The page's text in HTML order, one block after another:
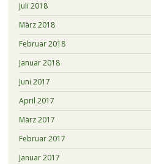
Juli 2018
März 2018
Februar 2018
Januar 2018
Juni 2017
April 2017
März 2017
Februar 2017
Januar 2017